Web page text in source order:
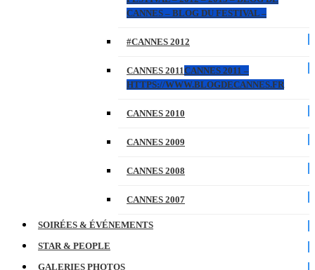
CANNES – BLOG DU FESTIVAL –
#CANNES 2012
CANNES 2011CANNES 2011 –
HTTPS://WWW.BLOGDECANNES.FR
CANNES 2010
CANNES 2009
CANNES 2008
CANNES 2007
SOIRÉES & ÉVÉNEMENTS
STAR & PEOPLE
GALERIES PHOTOS